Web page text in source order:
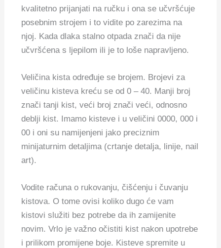
kvalitetno prijanjati na ručku i ona se učvršćuje
posebnim strojem i to vidite po zarezima na
njoj. Kada dlaka stalno otpada znači da nije
učvršćena s ljepilom ili je to loše napravljeno.
Veličina kista određuje se brojem. Brojevi za
veličinu kisteva kreću se od 0 – 40. Manji broj
znači tanji kist, veći broj znači veći, odnosno
deblji kist. Imamo kisteve i u veličini 0000, 000 i
00 i oni su namijenjeni jako preciznim
minijaturnim detaljima (crtanje detalja, linije, nail
art).
Vodite računa o rukovanju, čišćenju i čuvanju
kistova. O tome ovisi koliko dugo će vam
kistovi služiti bez potrebe da ih zamijenite
novim. Vrlo je važno očistiti kist nakon upotrebe
i prilikom promijene boje. Kisteve spremite u